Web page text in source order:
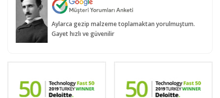
Aylarca gezip malzeme toplamaktan yorulmuştum.
Gayet hızlı ve güvenilir